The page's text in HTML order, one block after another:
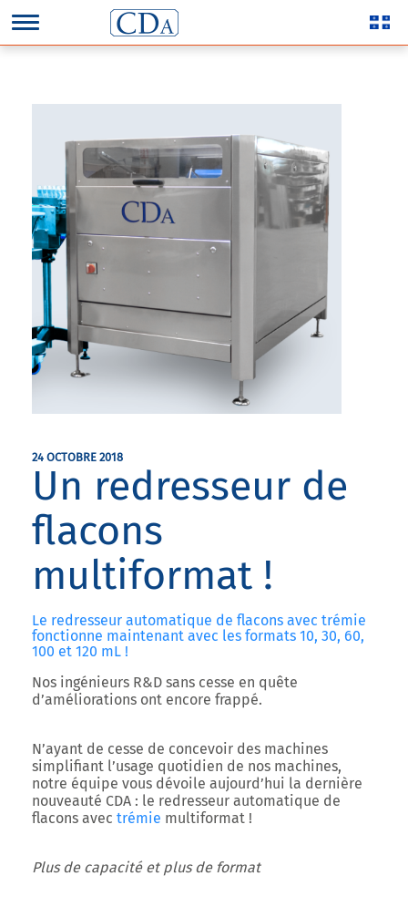
24 OCTOBRE 2018
Un redresseur de
flacons
multiformat !
Le redresseur automatique de flacons avec trémie
fonctionne maintenant avec les formats 10, 30, 60,
100 et 120 mL !
Nos ingénieurs R&D sans cesse en quête
d’améliorations ont encore frappé.
N’ayant de cesse de concevoir des machines
simplifiant l’usage quotidien de nos machines,
notre équipe vous dévoile aujourd’hui la dernière
nouveauté CDA : le redresseur automatique de
flacons avec trémie multiformat !
Plus de capacité et plus de format